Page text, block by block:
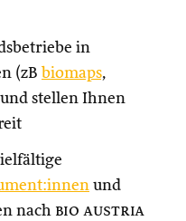
in
(zB biomaps,
und stellen Ihnen
und
nach bio austria